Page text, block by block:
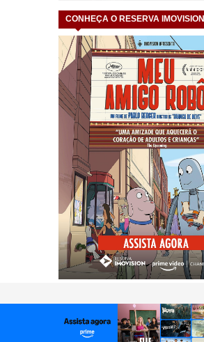
CONHEÇA O RESERVA IMOVISION